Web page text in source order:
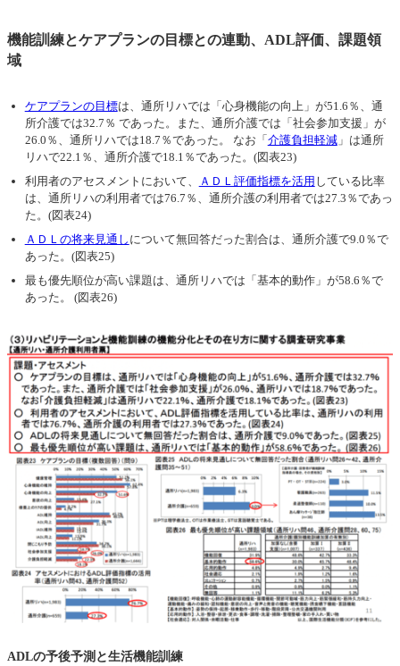
機能訓練とケアプランの目標との連動、ADL評価、課題領
域
ケアプランの目標は、通所リハでは「心身機能の向上」が51.6％、通
所介護では32.7％ であった。また、通所介護では「社会参加支援」が
26.0％、通所リハでは18.7％であった。 なお「 介護負担軽減」は通所
リハで22.1％、通所介護で18.1％であった。(図表23)
利用者のアセスメントにおいて、
ＡＤＬ評価指標を活用 している比率
は、通所リハの利用者では76.7％、通所介護の利用者では27.3％であっ
た。(図表24)
ＡＤＬの将来見通し について無回答だった割合は、通所介護で9.0％で
あった。(図表25)
最も優先順位が高い課題は、通所リハでは「基本的動作」が58.6％で
あった。 (図表26)
ADLの予後予測と生活機能訓練